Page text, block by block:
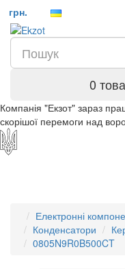
грн.
0
Компанія "Екзот" зараз
скорішої перемоги над
Електронні
Конденсатори
0805N9R0B500CT